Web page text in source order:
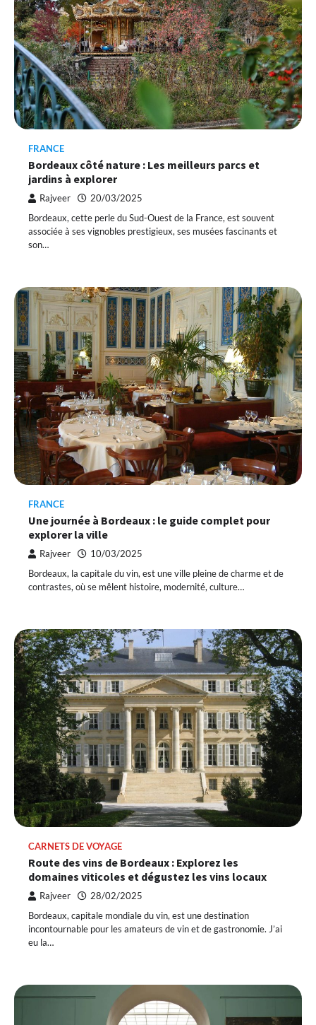
FRANCE
Bordeaux côté nature : Les meilleurs parcs et
jardins à explorer
Rajveer 20/03/2025
Bordeaux, cette perle du Sud-Ouest de la France, est souvent
associée à ses vignobles prestigieux, ses musées fascinants et
son…
FRANCE
Une journée à Bordeaux : le guide complet pour
explorer la ville
Rajveer 10/03/2025
Bordeaux, la capitale du vin, est une ville pleine de charme et de
contrastes, où se mêlent histoire, modernité, culture…
CARNETS DE VOYAGE
Route des vins de Bordeaux : Explorez les
domaines viticoles et dégustez les vins locaux
Rajveer 28/02/2025
Bordeaux, capitale mondiale du vin, est une destination
incontournable pour les amateurs de vin et de gastronomie. J’ai
eu la…